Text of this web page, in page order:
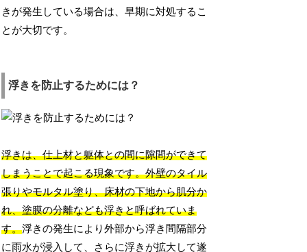
きが発生している場合は、早期に対処するこ
とが大切です。
浮きを防止するためには？
浮きは、仕上材と躯体との間に隙間ができて
しまうことで起こる現象です。外壁のタイル
張りやモルタル塗り、床材の下地から肌分か
れ、塗膜の分離なども浮きと呼ばれていま
す。浮きの発生により外部から浮き間隔部分
に雨水が浸入して、さらに浮きが拡大して遂